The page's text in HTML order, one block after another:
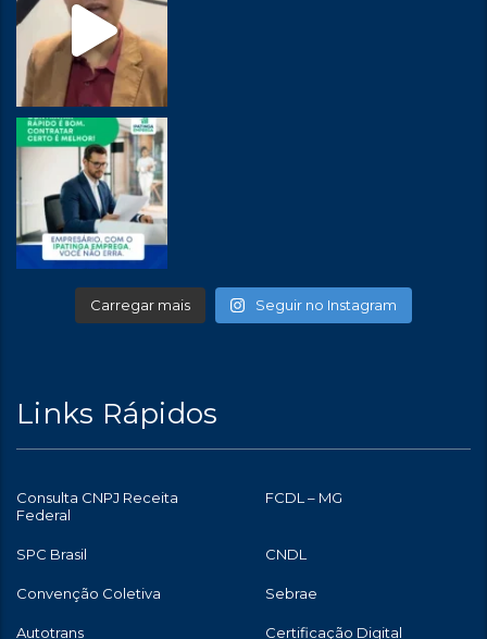
Carregar mais Seguir no Instagram
Links Rápidos
Consulta CNPJ Receita
Federal
FCDL – MG
SPC Brasil CNDL
Convenção Coletiva Sebrae
Autotrans Certificação Digital